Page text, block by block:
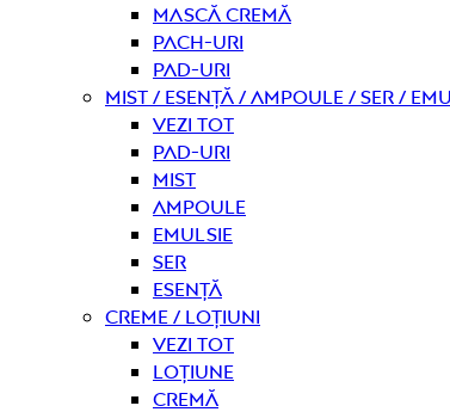
Mască Cremă
Pach-uri
Pad-uri
Mist / Esență / Ampoule / Ser /
Vezi tot
Pad-uri
Mist
Ampoule
Emulsie
Ser
Esență
Creme / Loțiuni
Vezi tot
Loțiune
Cremă